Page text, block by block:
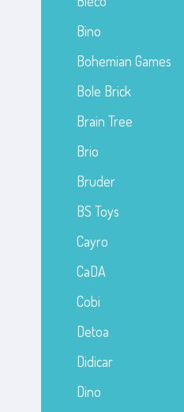
Bino
Bohemian Games
Bole Brick
Brain Tree
Brio
Bruder
BS Toys
Cayro
CaDA
Cobi
Detoa
Didicar
Dino